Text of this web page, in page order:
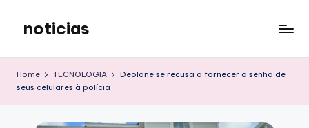
content
noticias
Home TECNOLOGIA
Deolane se recusa a fornecer a senha de
seus celulares à polícia